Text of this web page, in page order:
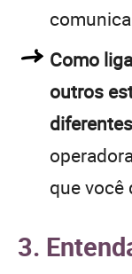
Como
outros
que você
3.